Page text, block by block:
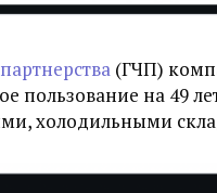
(ГЧП)
пользование на 49
холодильными